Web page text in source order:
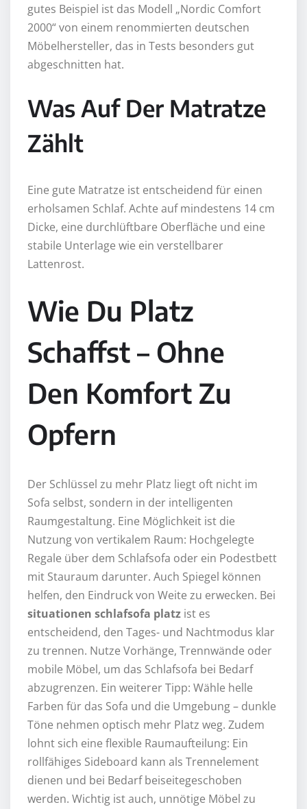
gutes Beispiel ist das Modell „Nordic Comfort
2000“ von einem renommierten deutschen
Möbelhersteller, das in Tests besonders gut
abgeschnitten hat.
Was Auf Der Matratze
Zählt
Eine gute Matratze ist entscheidend für einen
erholsamen Schlaf. Achte auf mindestens 14 cm
Dicke, eine durchlüftbare Oberfläche und eine
stabile Unterlage wie ein verstellbarer
Lattenrost.
Wie Du Platz
Schaffst – Ohne
Den Komfort Zu
Opfern
Der Schlüssel zu mehr Platz liegt oft nicht im
Sofa selbst, sondern in der intelligenten
Raumgestaltung. Eine Möglichkeit ist die
Nutzung von vertikalem Raum: Hochgelegte
Regale über dem Schlafsofa oder ein Podestbett
mit Stauraum darunter. Auch Spiegel können
helfen, den Eindruck von Weite zu erwecken. Bei
situationen schlafsofa platz ist es
entscheidend, den Tages- und Nachtmodus klar
zu trennen. Nutze Vorhänge, Trennwände oder
mobile Möbel, um das Schlafsofa bei Bedarf
abzugrenzen. Ein weiterer Tipp: Wähle helle
Farben für das Sofa und die Umgebung – dunkle
Töne nehmen optisch mehr Platz weg. Zudem
lohnt sich eine flexible Raumaufteilung: Ein
rollfähiges Sideboard kann als Trennelement
dienen und bei Bedarf beiseitegeschoben
werden. Wichtig ist auch, unnötige Möbel zu